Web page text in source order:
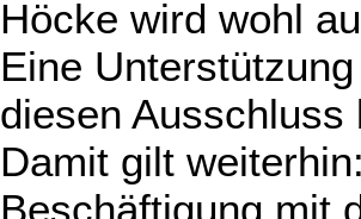
Höcke wird wohl
Eine
diesen
Damit gilt
Beschäftigung mit